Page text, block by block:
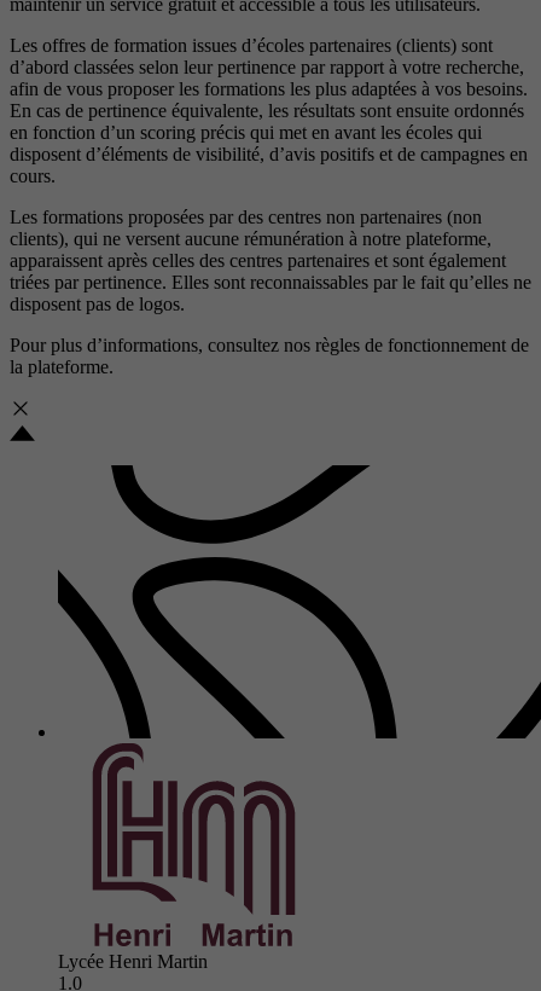
Les offres de formation issues d’écoles partenaires (clients) sont
d’abord classées selon leur pertinence par rapport à votre recherche,
afin de vous proposer les formations les plus adaptées à vos besoins.
En cas de pertinence équivalente, les résultats sont ensuite ordonnés
en fonction d’un scoring précis qui met en avant les écoles qui
disposent d’éléments de visibilité, d’avis positifs et de campagnes en
cours.
Les formations proposées par des centres non partenaires (non
clients), qui ne versent aucune rémunération à notre plateforme,
apparaissent après celles des centres partenaires et sont également
triées par pertinence. Elles sont reconnaissables par le fait qu’elles ne
disposent pas de logos.
Pour plus d’informations, consultez nos règles de fonctionnement de
la plateforme.
Lycée Henri Martin
1.0